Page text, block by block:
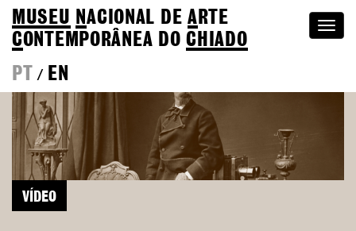
MUSEU NACIONAL DEA RTE
CONTEMPORÂNEA DOCHIADO
PT
/ EN
VÍDEO